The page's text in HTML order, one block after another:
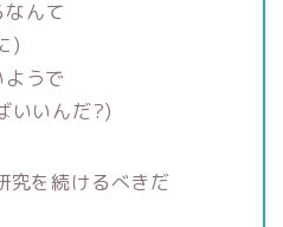
んて
)
うで
いいんだ?)
究を続けるべきだ